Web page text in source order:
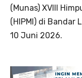
(Munas) XVIII
(HIPMI) di Bandar
10 Juni 2026.